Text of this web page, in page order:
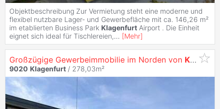
Objektbeschreibung Zur Vermietung steht eine moderne und
flexibel nutzbare Lager- und Gewerbefläche mit ca. 146,26 m²
im etablierten Business Park Klagenfurt Airport . Die Einheit
eignet sich ideal für Tischlereien,... [Mehr]
Großzügige Gewerbeimmobilie im Norden von Klagenfurt
9020 Klagenfurt / 278,03m²